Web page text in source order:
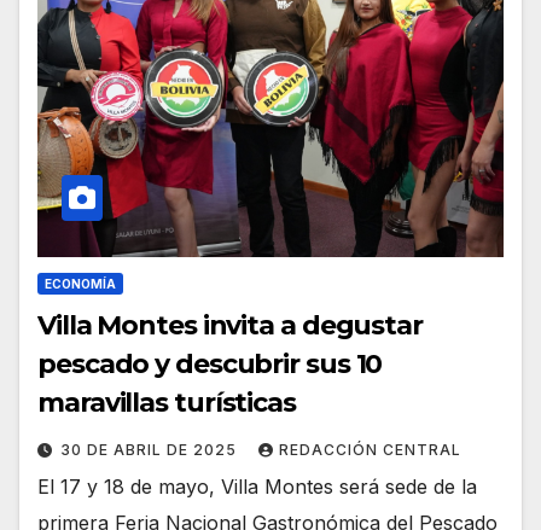
ECONOMÍA
Villa Montes invita a degustar
pescado y descubrir sus 10
maravillas turísticas
30 DE ABRIL DE 2025 REDACCIÓN CENTRAL
El 17 y 18 de mayo, Villa Montes será sede de la
primera Feria Nacional Gastronómica del Pescado